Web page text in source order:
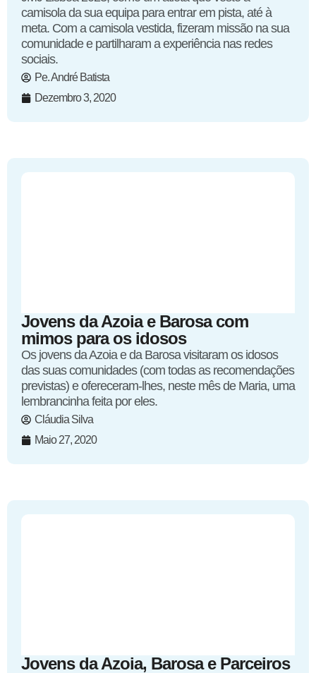
camisola da sua equipa para entrar em pista, até à
meta. Com a camisola vestida, fizeram missão na sua
comunidade e partilharam a experiência nas redes
sociais.
Pe. André Batista
Dezembro 3, 2020
Jovens da Azoia e Barosa com
mimos para os idosos
Os jovens da Azoia e da Barosa visitaram os idosos
das suas comunidades (com todas as recomendações
previstas) e ofereceram-lhes, neste mês de Maria, uma
lembrancinha feita por eles.
Cláudia Silva
Maio 27, 2020
Jovens da Azoia, Barosa e Parceiros